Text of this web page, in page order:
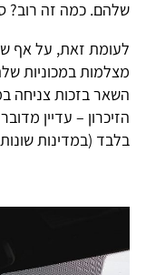
שלהם. כמה זה רוב?
לעומת זאת, על אף
מצלמות במכוניות
השאר בזכות צניחה
בלבד (במדינות